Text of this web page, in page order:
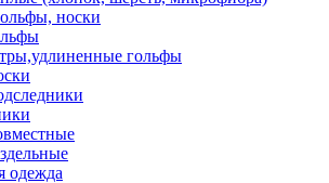
носки
гольфы
одежда